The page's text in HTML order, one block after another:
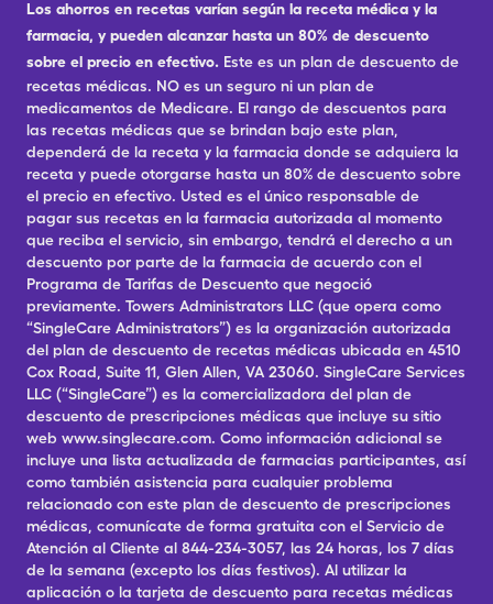
Los ahorros en recetas varían según la receta médica y la
farmacia, y pueden alcanzar hasta un 80% de descuento
sobre el precio en efectivo. Este es un plan de descuento de
recetas médicas. NO es un seguro ni un plan de
medicamentos de Medicare. El rango de descuentos para
las recetas médicas que se brindan bajo este plan,
dependerá de la receta y la farmacia donde se adquiera la
receta y puede otorgarse hasta un 80% de descuento sobre
el precio en efectivo. Usted es el único responsable de
pagar sus recetas en la farmacia autorizada al momento
que reciba el servicio, sin embargo, tendrá el derecho a un
descuento por parte de la farmacia de acuerdo con el
Programa de Tarifas de Descuento que negoció
previamente. Towers Administrators LLC (que opera como
“SingleCare Administrators”) es la organización autorizada
del plan de descuento de recetas médicas ubicada en 4510
Cox Road, Suite 11, Glen Allen, VA 23060. SingleCare Services
LLC (“SingleCare”) es la comercializadora del plan de
descuento de prescripciones médicas que incluye su sitio
web www.singlecare.com. Como información adicional se
incluye una lista actualizada de farmacias participantes, así
como también asistencia para cualquier problema
relacionado con este plan de descuento de prescripciones
médicas, comunícate de forma gratuita con el Servicio de
Atención al Cliente al 844-234-3057, las 24 horas, los 7 días
de la semana (excepto los días festivos). Al utilizar la
aplicación o la tarjeta de descuento para recetas médicas